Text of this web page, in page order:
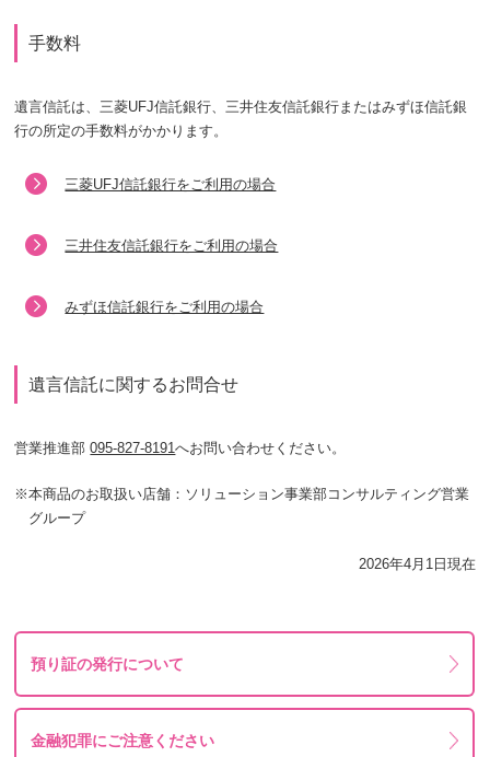
手数料
遺言信託は、三菱UFJ信託銀行、三井住友信託銀行またはみずほ信託銀
行の所定の手数料がかかります。
三菱UFJ信託銀行をご利用の場合
三井住友信託銀行をご利用の場合
みずほ信託銀行をご利用の場合
遺言信託に関するお問合せ
営業推進部095-827-8191へお問い合わせください。
※本商品のお取扱い店舗：ソリューション事業部コンサルティング営業
グループ
2026年4月1日現在
預り証の発行について
金融犯罪にご注意ください